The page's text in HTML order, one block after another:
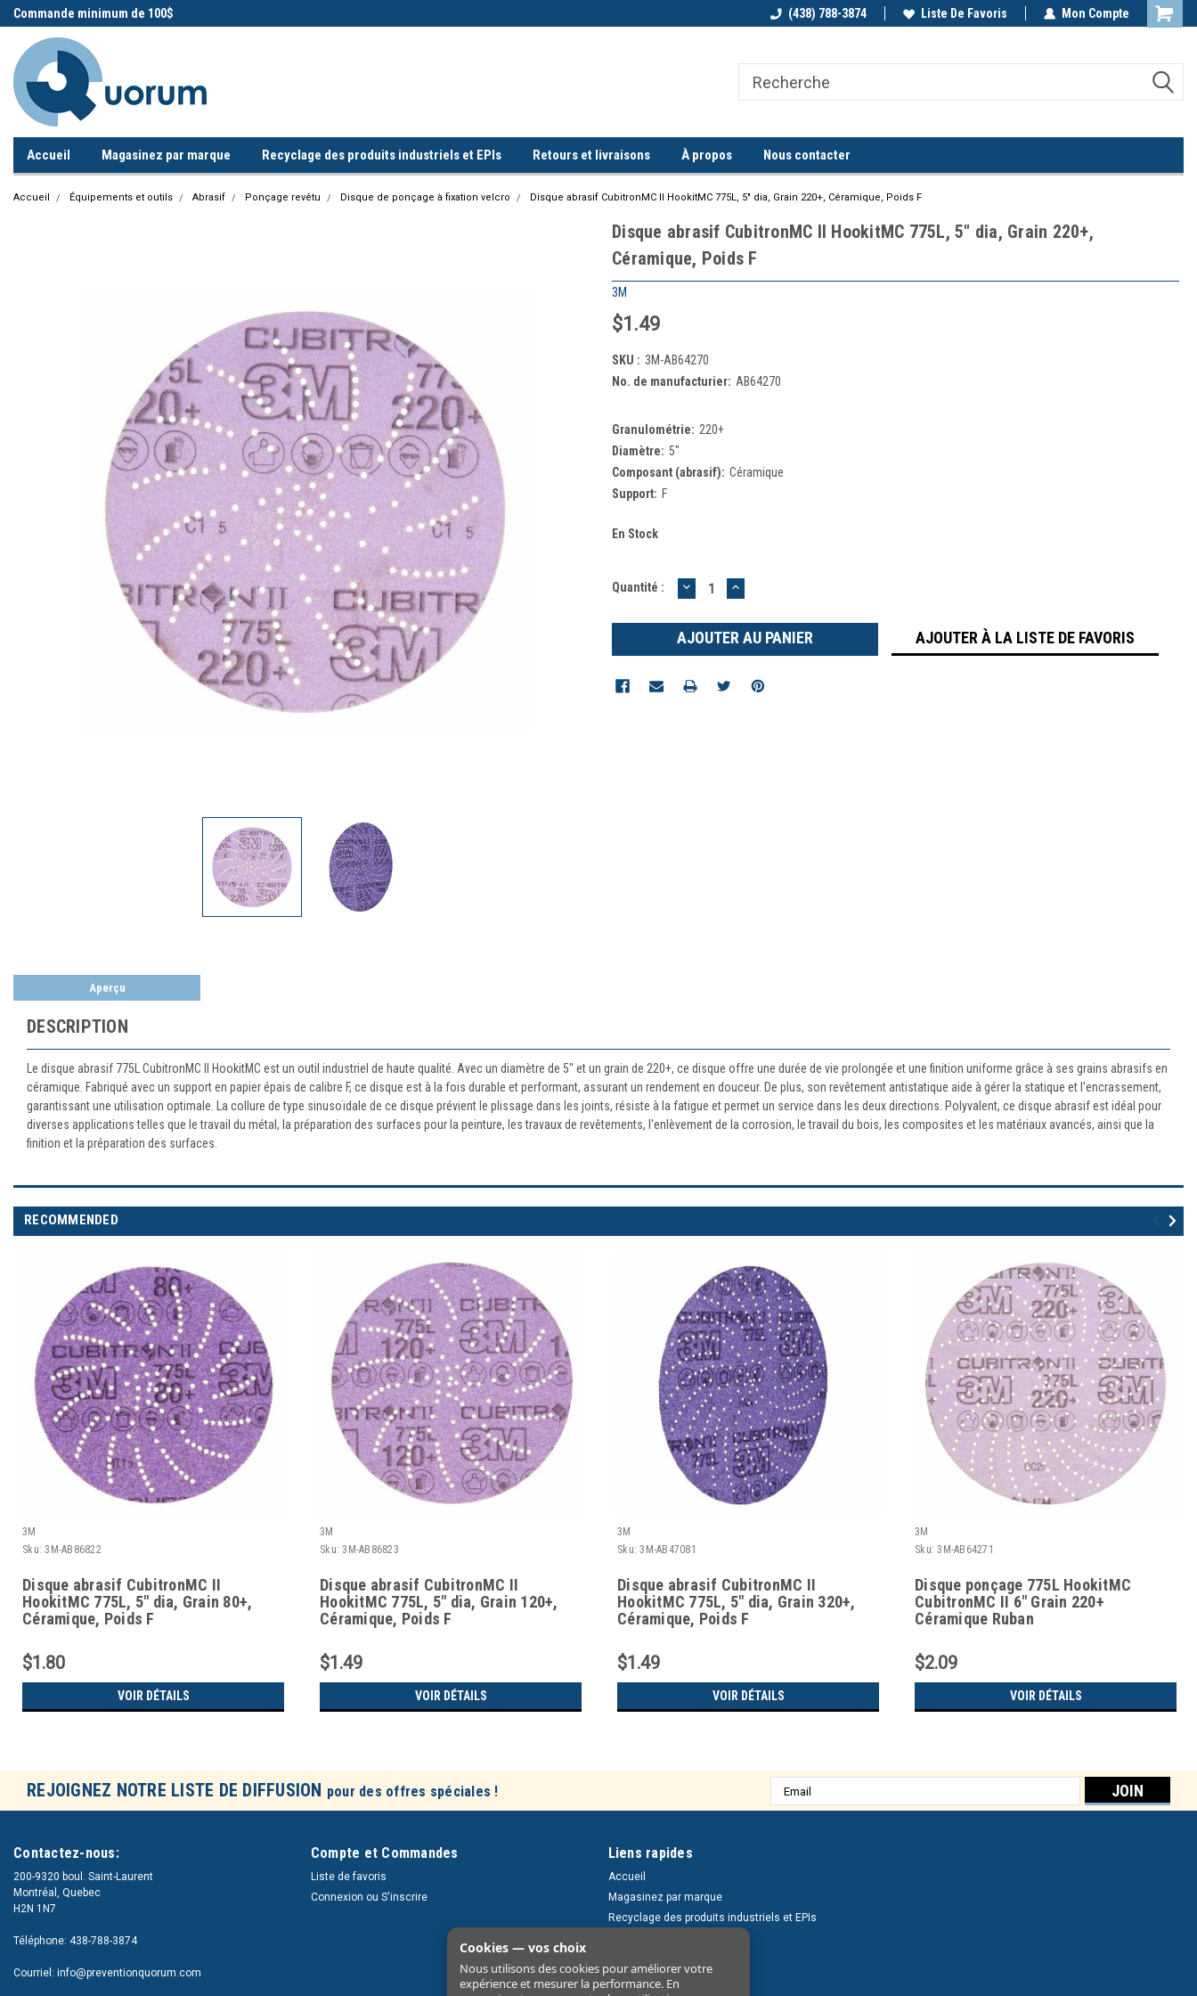
Commande minimum de 100$ Commande minimum de 100$ Appelez-nous!
(438) 788-3874 Liste De Favoris Mon Compte
Accueil Magasinez par marque Recyclage des produits industriels et EPIs Retours et livraisons À propos Nous contacter
Accueil Équipements et outils Abrasif Ponçage revêtu Disque de ponçage à fixation velcro Disque abrasif CubitronMC II HookitMC 775L, 5" dia, Grain 220+, Céramique, Poids F
Disque abrasif CubitronMC II HookitMC 775L, 5" dia, Grain 220+,
Céramique, Poids F
3M
$1.49
SKU : 3M-AB64270
No. de manufacturier: AB64270
Granulométrie: 220+
Diamètre: 5"
Composant (abrasif): Céramique
Support: F
En Stock
Quantité : DIMINUER
LA
:
AUGMENTER
LA
:
AJOUTER À LA LISTE DE FAVORIS
Aperçu
DESCRIPTION
Le disque abrasif 775L CubitronMC II HookitMC est un outil industriel de haute qualité. Avec un diamètre de 5" et un grain de 220+, ce disque offre une durée de vie prolongée et une finition uniforme grâce à ses grains abrasifs en
céramique. Fabriqué avec un support en papier épais de calibre F, ce disque est à la fois durable et performant, assurant un rendement en douceur. De plus, son revêtement antistatique aide à gérer la statique et l'encrassement,
garantissant une utilisation optimale. La collure de type sinusoïdale de ce disque prévient le plissage dans les joints, résiste à la fatigue et permet un service dans les deux directions. Polyvalent, ce disque abrasif est idéal pour
diverses applications telles que le travail du métal, la préparation des surfaces pour la peinture, les travaux de revêtements, l'enlèvement de la corrosion, le travail du bois, les composites et les matériaux avancés, ainsi que la
finition et la préparation des surfaces.
RECOMMENDED
3M
Sku: 3M-AB86822
Disque abrasif CubitronMC II
HookitMC 775L, 5" dia, Grain 80+,
Céramique, Poids F
$1.80
VOIR DÉTAILS
3M
Sku: 3M-AB86823
Disque abrasif CubitronMC II
HookitMC 775L, 5" dia, Grain 120+,
Céramique, Poids F
$1.49
VOIR DÉTAILS
3M
Sku: 3M-AB47081
Disque abrasif CubitronMC II
HookitMC 775L, 5" dia, Grain 320+,
Céramique, Poids F
$1.49
VOIR DÉTAILS
3M
Sku: 3M-AB64271
Disque ponçage 775L HookitMC
CubitronMC II 6" Grain 220+
Céramique Ruban
$2.09
VOIR DÉTAILS
REJOIGNEZ NOTRE LISTE DE DIFFUSION pour des offres spéciales !
Adresse
e-
Contactez-nous:
200-9320 boul. Saint-Laurent
Montréal, Quebec
H2N 1N7
Téléphone: 438-788-3874
Courriel: info@preventionquorum.com
Compte et Commandes
Liste de favoris
Connexion ou S'inscrire
Liens rapides
Accueil
Magasinez par marque
Recyclage des produits industriels et EPIs
Nous contacter
Cookies — vos choix
Nous utilisons des cookies pour améliorer votre
expérience et mesurer la performance. En